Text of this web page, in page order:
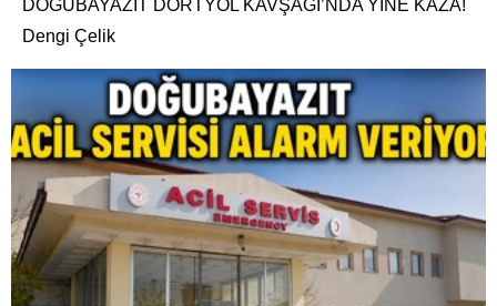
DOĞUBAYAZIT DÖRTYOL KAVŞAĞI’NDA YİNE KAZA!
Dengi Çelik